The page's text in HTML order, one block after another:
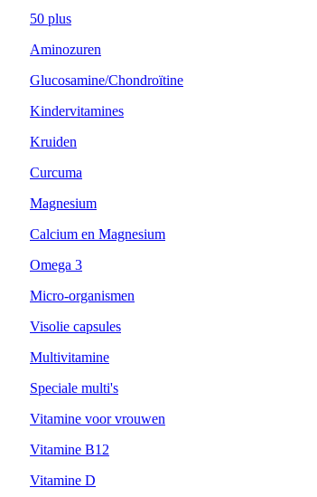
50 plus
Aminozuren
Glucosamine/Chondroïtine
Kindervitamines
Kruiden
Curcuma
Magnesium
Calcium en Magnesium
Omega 3
Micro-organismen
Visolie capsules
Multivitamine
Speciale multi's
Vitamine voor vrouwen
Vitamine B12
Vitamine D